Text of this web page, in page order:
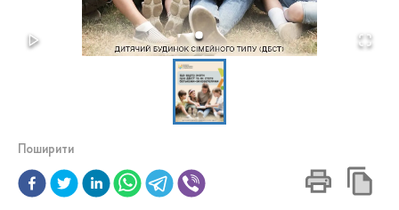
Поширити